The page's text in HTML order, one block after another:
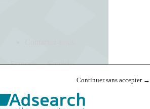
Continuer sans accepter →
Français English